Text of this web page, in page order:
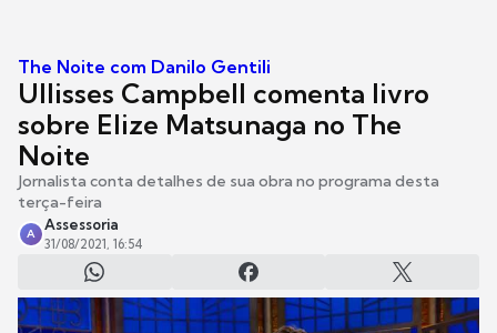
The Noite com Danilo Gentili
Ullisses Campbell comenta livro
sobre Elize Matsunaga no The
Noite
Jornalista conta detalhes de sua obra no programa desta
terça-feira
A
Assessoria
31/08/2021, 16:54